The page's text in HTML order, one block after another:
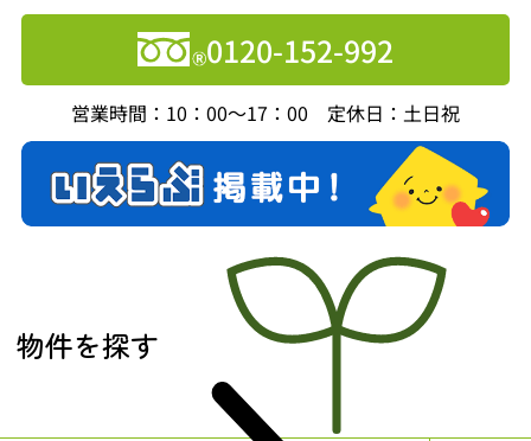
0120-152-992
営業時間：10：00～17：00 定休日：土日祝
物件を探す